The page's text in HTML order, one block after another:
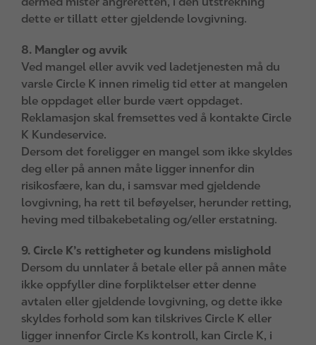
dette er tillatt etter gjeldende lovgivning.
8. Mangler og avvik
Ved mangel eller avvik ved ladetjenesten må du
varsle Circle K innen rimelig tid etter at mangelen
ble oppdaget eller burde vært oppdaget.
Reklamasjon skal fremsettes ved å kontakte Circle
K Kundeservice.
Dersom det foreligger en mangel som ikke skyldes
deg eller på annen måte ligger innenfor din
risikosfære, kan du, i samsvar med gjeldende
lovgivning, ha rett til beføyelser, herunder retting,
heving med tilbakebetaling og/eller erstatning.
9. Circle K’s rettigheter og kundens mislighold
Dersom du unnlater å betale eller på annen måte
ikke oppfyller dine forpliktelser etter denne
avtalen eller gjeldende lovgivning, og dette ikke
skyldes forhold som kan tilskrives Circle K eller
ligger innenfor Circle Ks kontroll, kan Circle K, i